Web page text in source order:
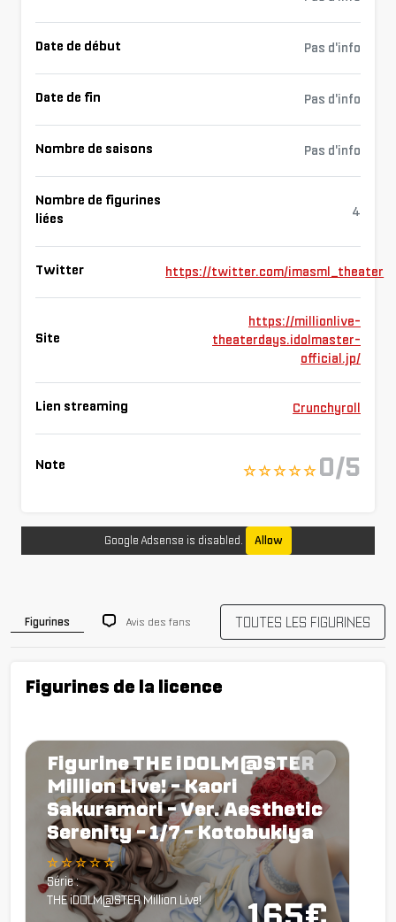
Date de début Pas d'info
Date de fin Pas d'info
Nombre de saisons Pas d'info
Nombre de figurines
liées
4
Twitter https://twitter.com/imasml_theater
Site
https://millionlive-
theaterdays.idolmaster-
official.jp/
Lien streaming Crunchyroll
Note ☆ ☆ ☆ ☆ ☆ 0/5
Google Adsense is disabled. Allow
Figurines Avis des fans TOUTES LES FIGURINES
Figurines de la licence
Figurine THE iDOLM@STER
Million Live! - Kaori
Sakuramori - Ver. Aesthetic
Serenity - 1/7 - Kotobukiya
☆ ☆ ☆ ☆ ☆
Série :
THE iDOLM@STER Million Live!